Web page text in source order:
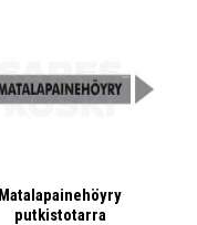
Matalapainehöyry
putkistotarra